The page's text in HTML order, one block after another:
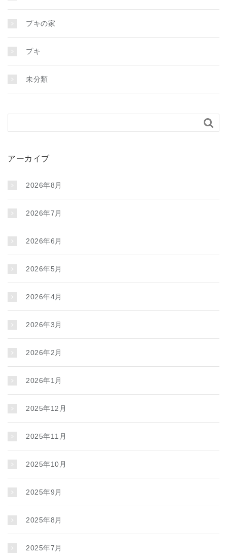
プキの家
プキ
未分類

アーカイブ
2026年8月
2026年7月
2026年6月
2026年5月
2026年4月
2026年3月
2026年2月
2026年1月
2025年12月
2025年11月
2025年10月
2025年9月
2025年8月
2025年7月